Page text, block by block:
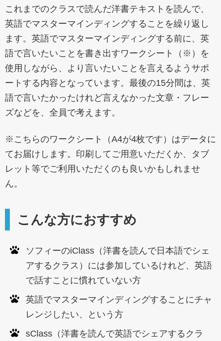
これまでのクラスで読んだ洋書テキストを読んで、
英語でマスターマインディングすることを繰り返し
ます。英語でマスターマインディングする前に、英
語で言いたいことを書き出すワークシート（※）を
使用しながら、より言いたいことを言えるようサポ
ートする内容となっています。最後の15分間は、英
語で言いたかったけれど言えなかった文章・フレー
ズなどを、全員で考えます。
※こちらのワークシート（A4が4枚です）はデータに
てお届けします。印刷してご用意いただくか、タブ
レット等でご利用いただくのも良いかもしれませ
ん。
こんな方におすすめ
ソフィーのiClass（洋書を読んで日本語でシェ
アするクラス）には参加しているけれど、英語
で話すことに慣れていない方
英語でマスターマインディングすることにチャ
レンジしたい、という方
sClass（洋書を読んで英語でシェアするクラ